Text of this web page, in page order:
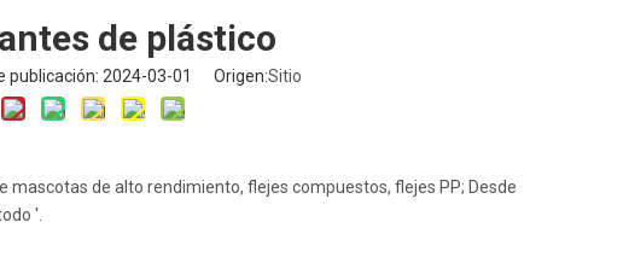
de plástico
2024-03-01 Origen:Sitio
mascotas de alto rendimiento, flejes compuestos, flejes PP; Desde
'.